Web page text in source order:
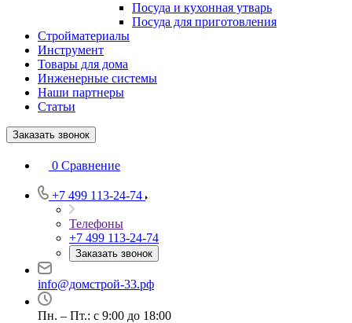
Посуда и кухонная утварь
Посуда для приготовления
Стройматериалы
Инструмент
Товары для дома
Инженерные системы
Наши партнеры
Статьи
Заказать звонок
0 Сравнение
+7 499 113-24-74
Телефоны
+7 499 113-24-74
Заказать звонок
info@домстрой-33.рф
Пн. – Пт.: с 9:00 до 18:00